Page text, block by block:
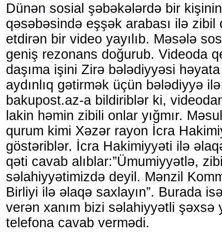
Dünən sosial şəbəkələrdə bir
qəsəbəsində eşşək arabası ilə zibil
etdirən bir video yayılıb. Məsələ
geniş rezonans doğurub. Videoda
daşıma işini Zirə bələdiyyəsi
aydınlıq gətirmək üçün bələdiyyə
bakupost.az-a bildiriblər ki,
lakin həmin zibili onlar yığmır.
qurum kimi Xəzər rayon İcra
göstəriblər. İcra Hakimiyyəti ilə
qəti cavab alıblar:”Ümumiyyətlə,
səlahiyyətimizdə deyil. Mənzil
Birliyi ilə əlaqə saxlayın”. Burada
verən xanım bizi səlahiyyətli şəxsə
telefona cavab vermədi.